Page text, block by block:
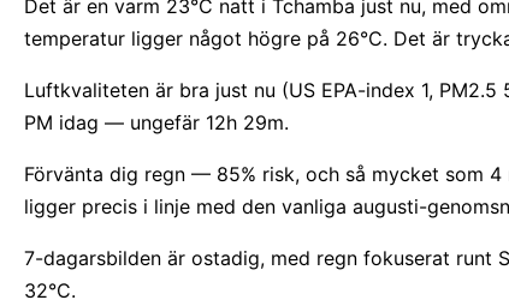
Det är en varm 23°C natt i Tchamba just nu, med
temperatur ligger något högre på 26°C. Det är
Luftkvaliteten är bra just nu (US EPA-index 1,
PM idag — ungefär 12h 29m.
Förvänta dig regn — 85% risk, och så mycket som 4
ligger precis i linje med den vanliga augusti-
7-dagarsbilden är ostadig, med regn fokuserat runt
32°C.